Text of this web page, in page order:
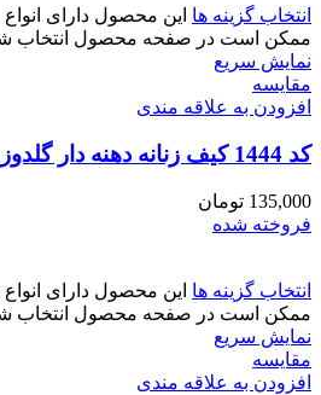
انتخاب گزینه ها این محصول دارای
ممکن است در صفحه محصول انتخاب
نمایش سریع
مقايسه
افزودن به علاقه مندی
کد 1444 کیف زنانه دهنه دار گلدوزی شده
135,000 تومان
فروخته شده
انتخاب گزینه ها این محصول دارای
ممکن است در صفحه محصول انتخاب
نمایش سریع
مقايسه
افزودن به علاقه مندی